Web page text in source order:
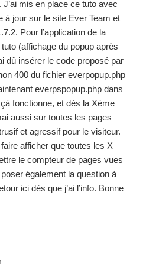
J’ai mis en place ce tuto avec
à jour sur le site Ever Team et
Pour l’application de la
(affichage du popup après
dû insérer le code proposé par
400 du fichier everpopup.php
everpspopup.php dans
fonctionne, et dès la Xème
aussi sur toutes les pages
et agressif pour le visiteur.
afficher que toutes les X
le compteur de pages vues
également la question à
ici dès que j’ai l’info. Bonne